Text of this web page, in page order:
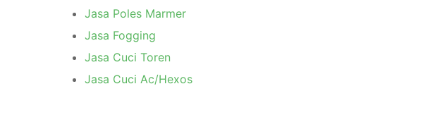
Jasa Poles Marmer
Jasa Fogging
Jasa Cuci Toren
Jasa Cuci Ac/Hexos